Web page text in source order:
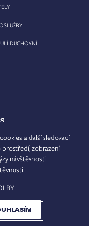
a další sledovací
prostředí, zobrazení
návštěvnosti
DUCHOVNÍ
COOKIES